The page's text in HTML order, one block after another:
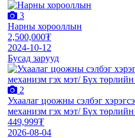
3
Нарны хорооллын
2,500,000₮
2024-10-12
Бусад зарууд
2
Ухаалаг цоожны сэлбэг
механизм гэх мэт/ Бүх
449,999₮
2026-08-04